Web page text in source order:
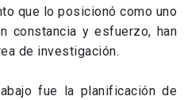
que lo posicionó como uno
constancia y esfuerzo, han
de investigación.
fue la planificación de